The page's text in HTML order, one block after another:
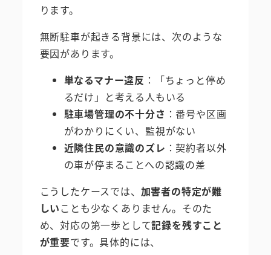
ります。
無断駐車が起きる背景には、次のような
要因があります。
単なるマナー違反 ：「ちょっと停め
るだけ」と考える人もいる
駐車場管理の不十分さ ：番号や区画
がわかりにくい、監視がない
近隣住民の意識のズレ ：契約者以外
の車が停まることへの認識の差
こうしたケースでは、 加害者の特定が難
しいことも少なくありません。そのた
め、対応の第一歩として記録を残すこと
が重要です。具体的には、